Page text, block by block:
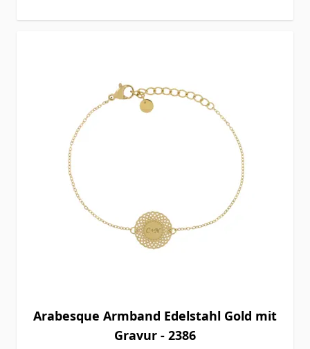
Arabesque Armband Edelstahl Gold mit
Gravur - 2386